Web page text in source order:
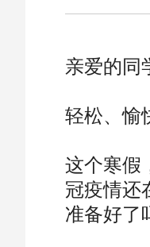
亲爱的同
轻松、愉
这个寒假
冠疫情还
准备好了